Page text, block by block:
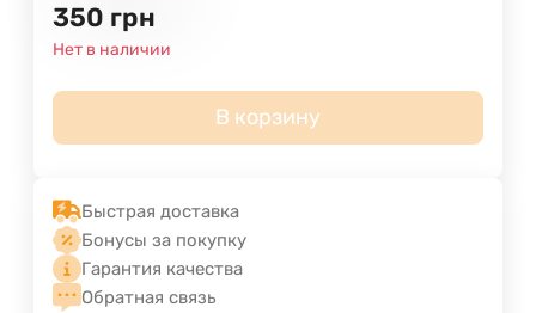
350 грн
Нет в наличии
В корзину
Быстрая доставка
Бонусы за покупку
Гарантия качества
Обратная связь